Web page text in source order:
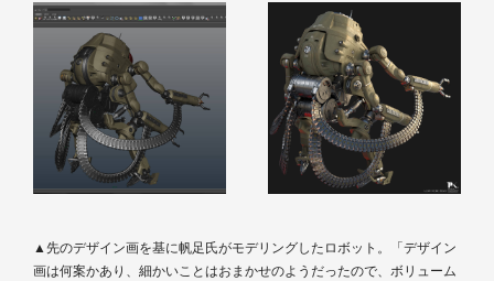
▲先のデザイン画を基に帆足氏がモデリングしたロボット。「デザイン
画は何案かあり、細かいことはおまかせのようだったので、ボリューム